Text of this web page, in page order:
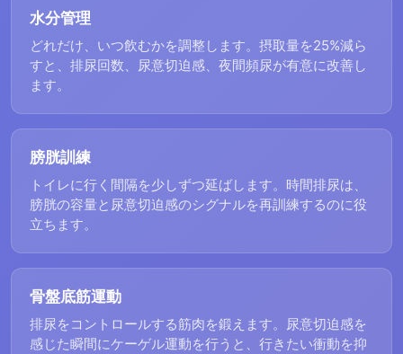
水分管理
どれだけ、いつ飲むかを調整します。摂取量を25%減ら
すと、排尿回数、尿意切迫感、夜間頻尿が有意に改善し
ます。
膀胱訓練
トイレに行く間隔を少しずつ延ばします。時間排尿は、
膀胱の容量と尿意切迫感のシグナルを再訓練するのに役
立ちます。
骨盤底筋運動
排尿をコントロールする筋肉を鍛えます。尿意切迫感を
感じた瞬間にケーゲル運動を行うと、行きたい衝動を抑